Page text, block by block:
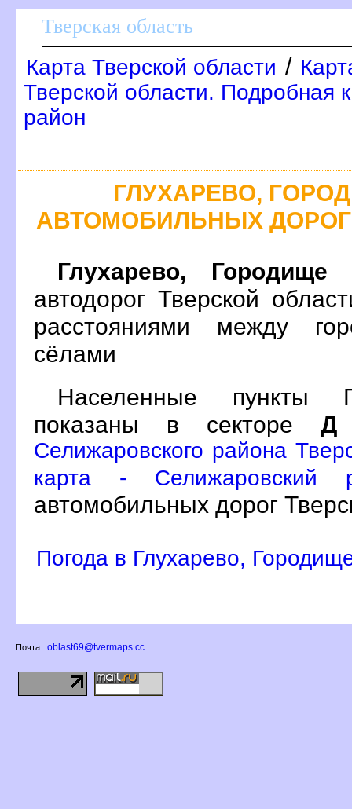
Тверская область
Карта Тверской области /
Тверской области. Подробная
район
ГЛУХАРЕВО,
АВТОМОБИЛЬНЫХ
Глухарево, Городище
автодорог Тверской
расстояниями между
сёлами
Населенные пункты
показаны в секторе Д
Селижаровского района
карта -
автомобильных дорог
Погода в Глухарево,
Почта: oblast69@tvermaps.cc